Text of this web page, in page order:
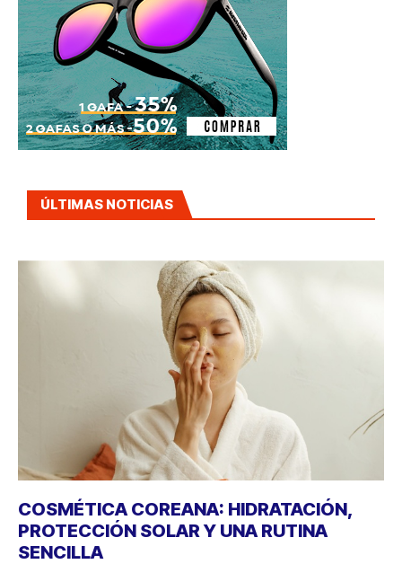
ÚLTIMAS NOTICIAS
COSMÉTICA COREANA: HIDRATACIÓN,
PROTECCIÓN SOLAR Y UNA RUTINA
SENCILLA